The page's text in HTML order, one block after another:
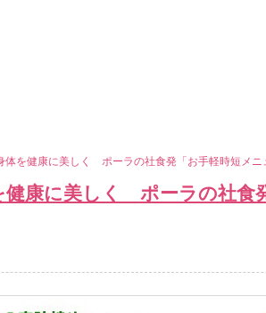
体を健康に美しく ポーラの社食発「お手軽時短メニ
健康に美しく ポーラの社食